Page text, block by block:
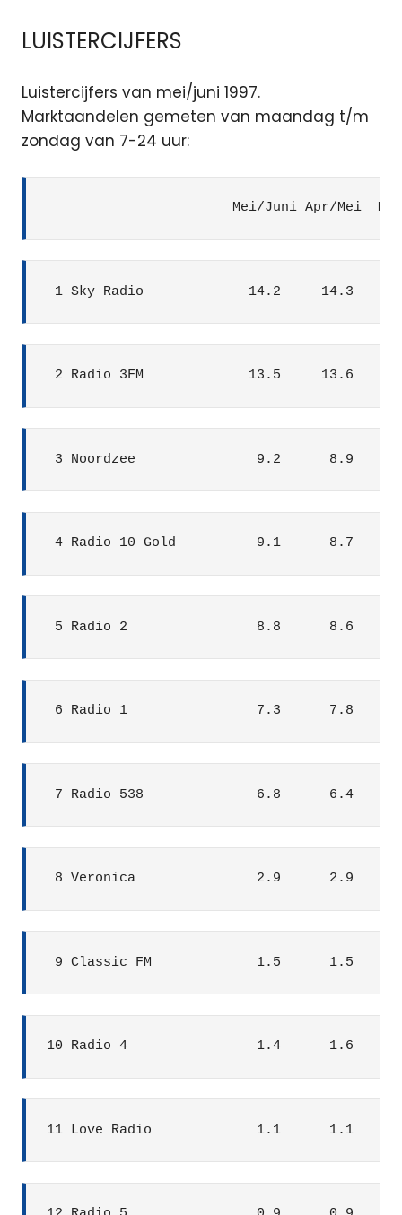
LUISTERCIJFERS
Luistercijfers van mei/juni 1997.
Marktaandelen gemeten van maandag t/m
zondag van 7-24 uur:
Mei/Juni Apr/Mei  Mrt/Apr
1 Sky Radio             14.2     14.3
2 Radio 3FM             13.5     13.6
3 Noordzee               9.2      8.9
4 Radio 10 Gold          9.1      8.7
5 Radio 2                8.8      8.6
6 Radio 1                7.3      7.8
7 Radio 538              6.8      6.4
8 Veronica               2.9      2.9
9 Classic FM             1.5      1.5
10 Radio 4                1.4      1.6
11 Love Radio             1.1      1.1